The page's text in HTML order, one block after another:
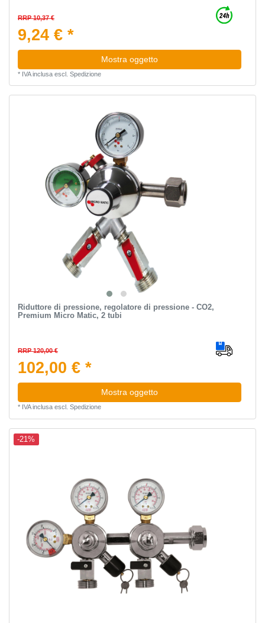
RRP 10,37 €
9,24 € *
Mostra oggetto
* IVA inclusaescl. Spedizione
Riduttore di pressione, regolatore di pressione - CO2,
Premium Micro Matic, 2 tubi
RRP 120,00 €
102,00 € *
Mostra oggetto
* IVA inclusaescl. Spedizione
-21%